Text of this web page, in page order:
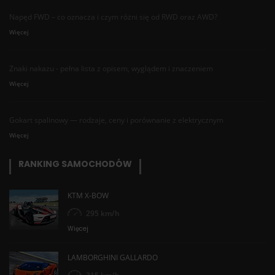
Napęd FWD – co oznacza i czym różni się od RWD oraz AWD?
Więcej
Znaki nakazu - pełna lista z opisem, wyglądem i znaczeniem
Więcej
Gokart spalinowy — rodzaje, ceny i porównanie z elektrycznym
Więcej
RANKING SAMOCHODÓW
KTM X-BOW
295 km/h
Więcej
LAMBORGHINI GALLARDO